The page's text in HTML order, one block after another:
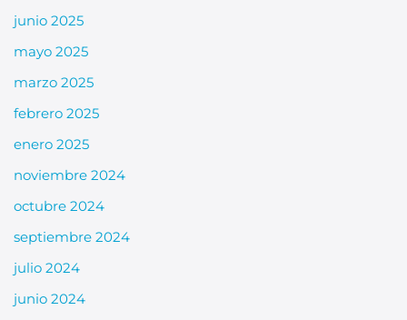
junio 2025
mayo 2025
marzo 2025
febrero 2025
enero 2025
noviembre 2024
octubre 2024
septiembre 2024
julio 2024
junio 2024